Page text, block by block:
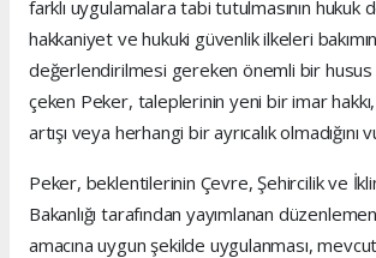
farklı uygulamalara tabi tutulmasının hukuk
hakkaniyet ve hukuki güvenlik ilkeleri
değerlendirilmesi gereken önemli bir
çeken Peker, taleplerinin yeni bir imar
artışı veya herhangi bir ayrıcalık olmadığını
Peker, beklentilerinin Çevre, Şehircilik ve
Bakanlığı tarafından yayımlanan
amacına uygun şekilde uygulanması,